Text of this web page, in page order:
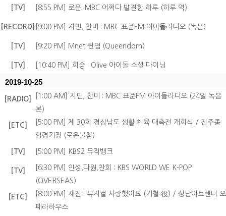
[TV] [8:55 PM] 로운: MBC 어쩌다 발견한 하루 (하루 역)
[RECORD] [9:00 PM] 지민, 찬미 : MBC 표준FM 아이돌라디오 (녹음)
[TV] [9:20 PM] Mnet 퀸덤 (Queendom)
[TV] [10:40 PM] 회승 : Olive 아이돌 소셜 다이닝
2019-10-25
[RADIO]
[1:00 AM] 지민, 찬미 : MBC 표준FM 아이돌라디오 (24일 녹음
본)
[ETC]
[5:00 PM] 제 30회 경상남도 생활 체육 대축전 개회식 / 진주종
합경기장 (로운불참)
[TV] [5:00 PM] KBS2 뮤직뱅크
[TV]
[6:30 PM] 인성,다원,찬희 : KBS WORLD WE K-POP
(OVERSEAS)
[ETC]
[8:00 PM] 재진 : 뮤지컬 사랑했어요 (기철 役) / 성남아트센터 오
페라하우스